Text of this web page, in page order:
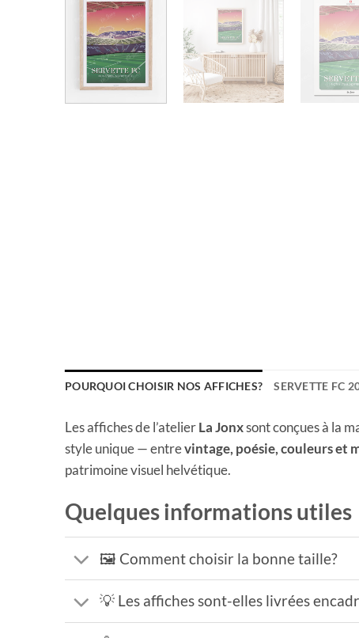
POURQUOI CHOISIR NOS AFFICHES? SERVETTE FC
Les affiches de l’atelierLa Jonxsont conçues à la
style unique — entrevintage, poésie, couleurs et
patrimoine visuel helvétique.
Quelques informations utiles
🖼️ Comment choisir la bonne taille?
💡 Les affiches sont-elles livrées